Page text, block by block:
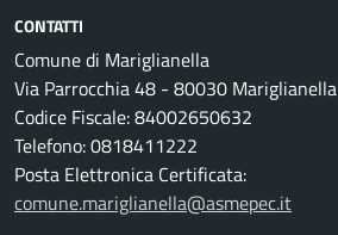
CONTATTI
Comune di Mariglianella
Via Parrocchia 48 - 80030 Mariglianella
Codice Fiscale: 84002650632
Telefono: 0818411222
Posta Elettronica Certificata:
comune.mariglianella@asmepec.it